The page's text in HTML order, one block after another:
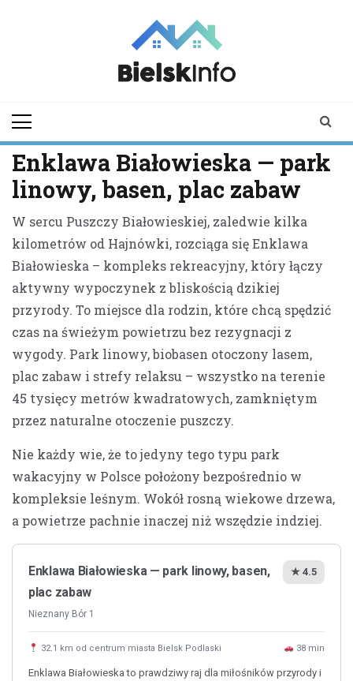
Podlaskiego i
okolic
Enklawa Białowieska — park
linowy, basen, plac zabaw
W sercu Puszczy Białowieskiej, zaledwie kilka
kilometrów od Hajnówki, rozciąga się Enklawa
Białowieska – kompleks rekreacyjny, który łączy
aktywny wypoczynek z bliskością dzikiej
przyrody. To miejsce dla rodzin, które chcą spędzić
czas na świeżym powietrzu bez rezygnacji z
wygody. Park linowy, biobasen otoczony lasem,
plac zabaw i strefy relaksu – wszystko na terenie
45 tysięcy metrów kwadratowych, zamkniętym
przez naturalne otoczenie puszczy.
Nie każdy wie, że to jedyny tego typu park
wakacyjny w Polsce położony bezpośrednio w
kompleksie leśnym. Wokół rosną wiekowe drzewa,
a powietrze pachnie inaczej niż wszędzie indziej.
Enklawa Białowieska — park linowy, basen,
plac zabaw
Nieznany Bór 1
★ 4.5
32.1 km od centrum miasta Bielsk Podlaski 38 min
Enklawa Białowieska to prawdziwy raj dla miłośników przyrody i